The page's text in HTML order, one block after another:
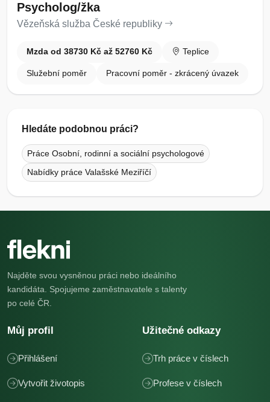
Psycholog/žka
Vězeňská služba České republiky
Mzda od 38730 Kč až 52760 Kč Teplice
Služební poměr Pracovní poměr - zkrácený úvazek
Hledáte podobnou práci?
Práce Osobní, rodinní a sociální psychologové
Nabídky práce Valašské Meziříčí
Najděte svou vysněnou práci nebo ideálního
kandidáta. Spojujeme zaměstnavatele s talenty
po celé ČR.
Můj profil
Přihlášení
Vytvořit životopis
Užitečné odkazy
Trh práce v číslech
Profese v číslech